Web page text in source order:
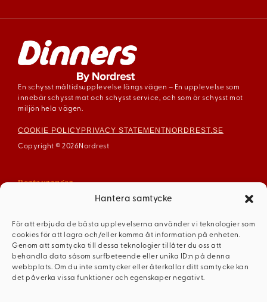
Hantera samtycke
För att erbjuda de bästa upplevelserna använder vi teknologier som
cookies för att lagra och/eller komma åt information på enheten.
Genom att samtycka till dessa teknologier tillåter du oss att
behandla data såsom surfbeteende eller unika ID:n på denna
webbplats. Om du inte samtycker eller återkallar ditt samtycke kan
det påverka vissa funktioner och egenskaper negativt.
En schysst måltidsupplevelse längs vägen – En upplevelse som
innebär schysst mat och schysst service, och som är schysst mot
miljön hela vägen.
COOKIE POLICY PRIVACY STATEMENT NORDREST.SE
Copyright © 2026 Nordrest
Restauranger
Gävle
Mariestad
Mellerud
Ödeshög